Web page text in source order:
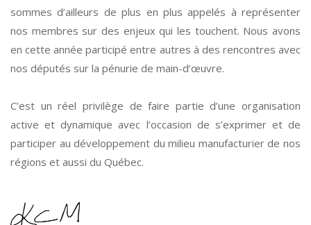
sommes d’ailleurs de plus en plus appelés à représenter
nos membres sur des enjeux qui les touchent. Nous avons
en cette année participé entre autres à des rencontres avec
nos députés sur la pénurie de main-d’œuvre.
C’est un réel privilège de faire partie d’une organisation
active et dynamique avec l’occasion de s’exprimer et de
participer au développement du milieu manufacturier de nos
régions et aussi du Québec.